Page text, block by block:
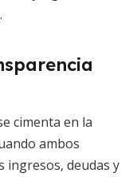
cimenta en la
ambos
ingresos, deudas y